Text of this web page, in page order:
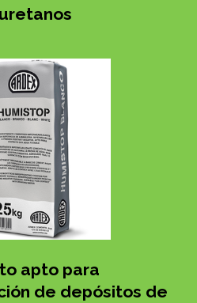
apto para
de depósitos de